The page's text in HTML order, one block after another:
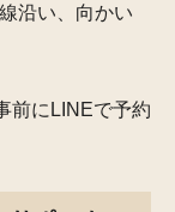
沿い、向かい
前にLINEで予約